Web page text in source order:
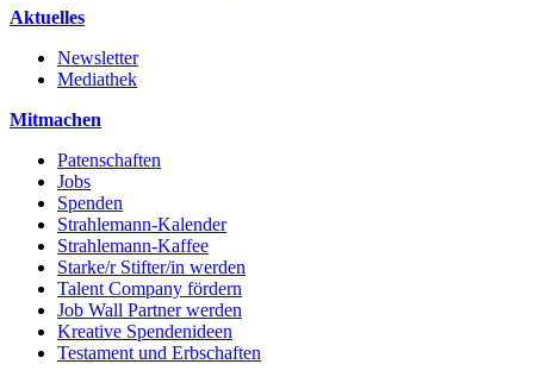
Aktuelles
Newsletter
Mediathek
Mitmachen
Patenschaften
Jobs
Spenden
Strahlemann-Kalender
Strahlemann-Kaffee
Starke/r Stifter/in werden
Talent Company fördern
Job Wall Partner werden
Kreative Spendenideen
Testament und Erbschaften